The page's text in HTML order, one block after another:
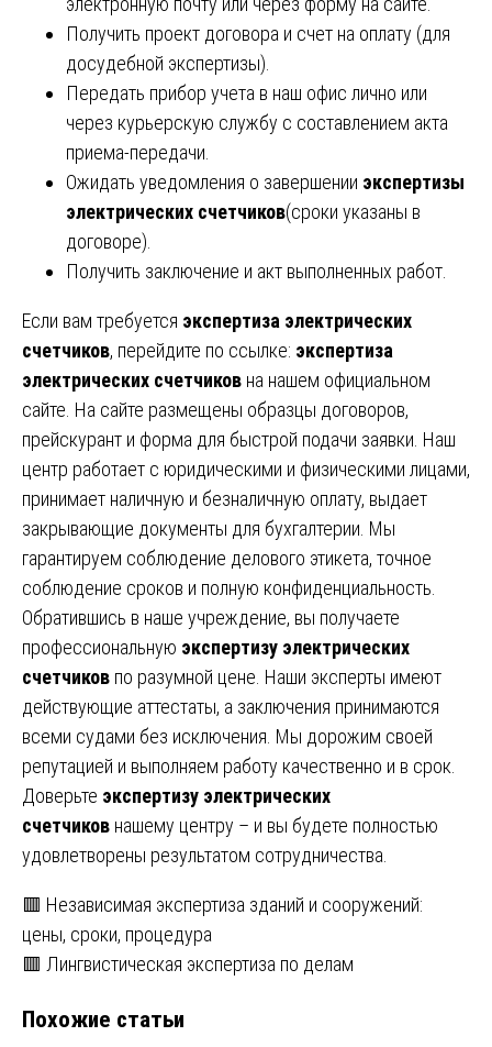
Получить проект договора и счет на оплату (для
досудебной экспертизы).
Передать прибор учета в наш офис лично или
через курьерскую службу с составлением акта
приема-передачи.
Ожидать уведомления о завершении экспертизы
электрических счетчиков(сроки указаны в
договоре).
Получить заключение и акт выполненных работ.
Если вам требуется экспертиза электрических
счетчиков, перейдите по ссылке: экспертиза
электрических счетчиков на нашем официальном
сайте. На сайте размещены образцы договоров,
прейскурант и форма для быстрой подачи заявки. Наш
центр работает с юридическими и физическими лицами,
принимает наличную и безналичную оплату, выдает
закрывающие документы для бухгалтерии. Мы
гарантируем соблюдение делового этикета, точное
соблюдение сроков и полную конфиденциальность.
Обратившись в наше учреждение, вы получаете
профессиональную экспертизу электрических
счетчиков по разумной цене. Наши эксперты имеют
действующие аттестаты, а заключения принимаются
всеми судами без исключения. Мы дорожим своей
репутацией и выполняем работу качественно и в срок.
Доверьте экспертизу электрических
счетчиков нашему центру – и вы будете полностью
удовлетворены результатом сотрудничества.
Навигация
по
🟥 Независимая экспертиза зданий и сооружений:
цены, сроки, процедура
🟥 Лингвистическая экспертиза по делам
Похожие статьи